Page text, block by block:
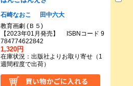
石崎なおこ
田中六大
教育画劇 (Ｂ５)
【2023年01月発売】 ISBNコード 9
784774622842
1,320円
在庫状況：出版社よりお取り寄せ（1
週間程度で出荷）